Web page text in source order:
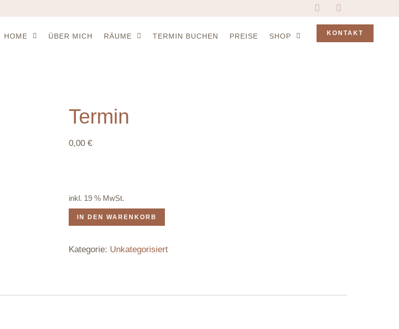
HOME ÜBER MICH RÄUME TERMIN BUCHEN PREISE SHOP KONTAKT
Termin
0,00 €
inkl. 19 % MwSt.
IN DEN WARENKORB
Kategorie: Unkategorisiert